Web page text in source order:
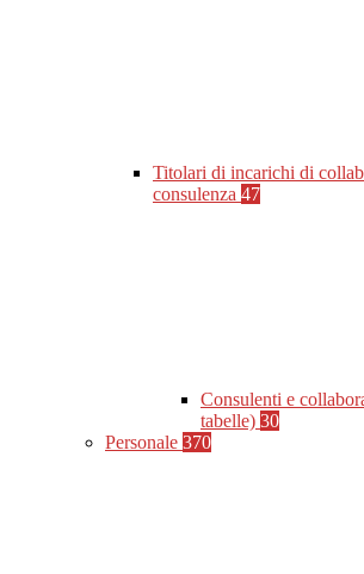
Titolari di incarichi di
consulenza 47
Consulenti e
tabelle) 30
Personale 370